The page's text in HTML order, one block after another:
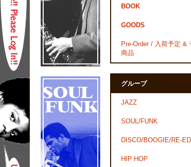
BOOK
GOODS
Pre-Order / 入荷予定 &
商品
グループ
JAZZ
SOUL/FUNK
DISCO/BOOGIE/RE-
HIP HOP